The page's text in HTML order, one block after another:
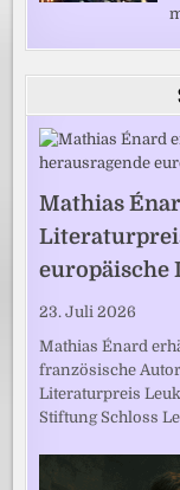
Mathias
europäische
23. Juli 2026
Mathias Énard
französische
Literaturpreis
Stiftung Schloss